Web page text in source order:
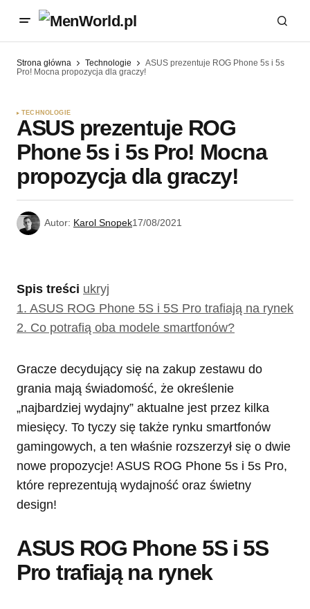
Strona główna Technologie
ASUS prezentuje ROG Phone 5s i 5s
Pro! Mocna propozycja dla graczy!
TECHNOLOGIE
ASUS prezentuje ROG
Phone 5s i 5s Pro! Mocna
propozycja dla graczy!
Autor: Karol Snopek17/08/2021
Spis treści ukryj
1. ASUS ROG Phone 5S i 5S Pro trafiają na rynek
2. Co potrafią oba modele smartfonów?
Gracze decydujący się na zakup zestawu do
grania mają świadomość, że określenie
„najbardziej wydajny” aktualne jest przez kilka
miesięcy. To tyczy się także rynku smartfonów
gamingowych, a ten właśnie rozszerzył się o dwie
nowe propozycje! ASUS ROG Phone 5s i 5s Pro,
które reprezentują wydajność oraz świetny
design!
ASUS ROG Phone 5S i 5S
Pro trafiają na rynek